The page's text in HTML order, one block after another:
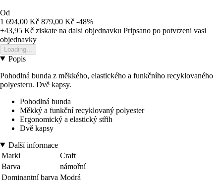
Od
1 694,00 Kč 879,00 Kč -48%
+43,95 Kč ziskate na dalsi objednavku Pripsano po potvrzeni vasi
objednavky
Loading...
Popis
Pohodlná bunda z měkkého, elastického a funkčního recyklovaného
polyesteru. Dvě kapsy.
Pohodlná bunda
Měkký a funkční recyklovaný polyester
Ergonomický a elastický střih
Dvě kapsy
Další informace
Marki
Craft
Barva
námořní
Dominantní barva Modrá